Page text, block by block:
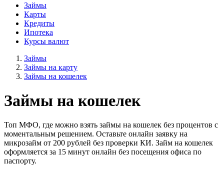
Займы
Карты
Кредиты
Ипотека
Курсы валют
Займы
Займы на карту
Займы на кошелек
Займы на кошелек
Топ МФО, где можно взять займы на кошелек без процентов с
моментальным решением. Оставьте онлайн заявку на
микрозайм от 200 рублей без проверки КИ. Займ на кошелек
оформляется за 15 минут онлайн без посещения офиса по
паспорту.